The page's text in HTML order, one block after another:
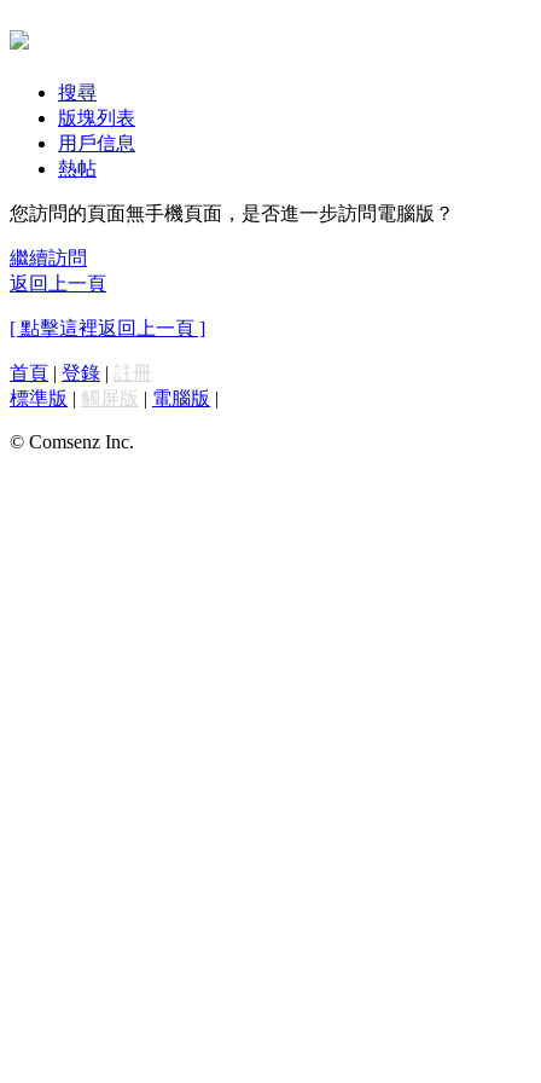
搜尋
版塊列表
用戶信息
熱帖
您訪問的頁面無手機頁面，是否進一步訪問電腦版？
繼續訪問
返回上一頁
[ 點擊這裡返回上一頁 ]
首頁 | 登錄 | 註冊
標準版 | 觸屏版 | 電腦版 |
© Comsenz Inc.